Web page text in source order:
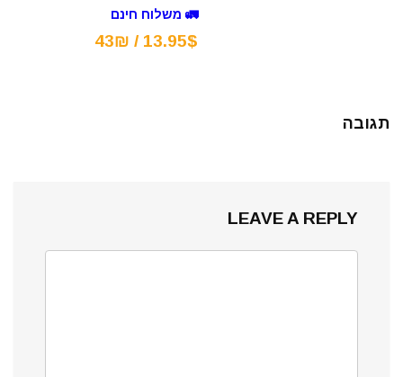
🚛 משלוח חינם
13.95$ / 43₪
תגובה
LEAVE A REPLY